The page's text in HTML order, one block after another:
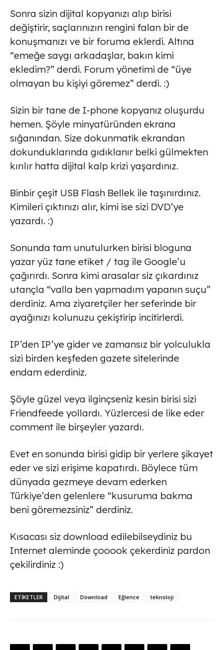
Sonra sizin dijital kopyanızı alıp birisi
değiştirir, saçlarınızın rengini falan bir de
konuşmanızı ve bir foruma eklerdi. Altına
“emeğe saygı arkadaşlar, bakın kimi
ekledim?” derdi. Forum yönetimi de “üye
olmayan bu kişiyi göremez” derdi. :)
Sizin bir tane de I-phone kopyanız oluşurdu
hemen. Şöyle minyatüründen ekrana
sığanından. Size dokunmatik ekrandan
dokunduklarında gıdıklanır belki gülmekten
kırılır hatta dijital kalp krizi yaşardınız.
Binbir çeşit USB Flash Bellek ile taşınırdınız.
Kimileri çıktınızı alır, kimi ise sizi DVD’ye
yazardı. :)
Sonunda tam unutulurken birisi bloguna
yazar yüz tane etiket / tag ile Google’u
çağırırdı. Sonra kimi arasalar siz çıkardınız
utançla “valla ben yapmadım yapanın suçu”
derdiniz. Ama ziyaretçiler her seferinde bir
ayağınızı kolunuzu çekiştirip incitirlerdi.
IP’den IP’ye gider ve zamansız bir yolculukla
sizi birden keşfeden gazete sitelerinde
endam ederdiniz.
Şöyle güzel veya ilginçseniz kesin birisi sizi
Friendfeede yollardı. Yüzlercesi de like eder
comment ile birşeyler yazardı.
Evet en sonunda birisi gidip bir yerlere şikayet
eder ve sizi erişime kapatırdı. Böylece tüm
dünyada gezmeye devam ederken
Türkiye’den gelenlere “kusuruma bakma
beni göremezsiniz” derdiniz.
Kısacası siz download edilebilseydiniz bu
Internet aleminde çooook çekerdiniz pardon
çekilirdiniz :)
ETİKETLER Dijital Download Eğlence teknoloji